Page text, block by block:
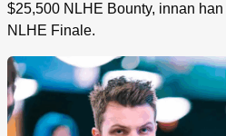
$25,500 NLHE Bounty, innan
NLHE Finale.